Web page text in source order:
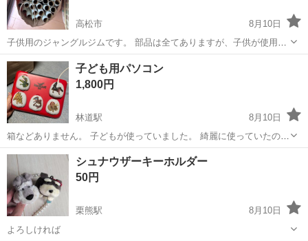
高松市
8月10日
子供用のジャングルジムです。 部品は全てありますが、子供が使用し
ていた為、シールや落書きがあります。 滑り台は爪の部分が破損して
います。 直接取りに来られる方に限ります。 宜しくお願いします。
香川 高松市 おもちゃ
子ども用パソコン
1,800円
林道駅
8月10日
箱などありません。 子どもが使っていました。 綺麗に使っていたので
目立った傷や汚れはなさそうです。
香川 高松市 林道駅 おもちゃ
シュナウザーキーホルダー
50円
栗熊駅
8月10日
よろしければ